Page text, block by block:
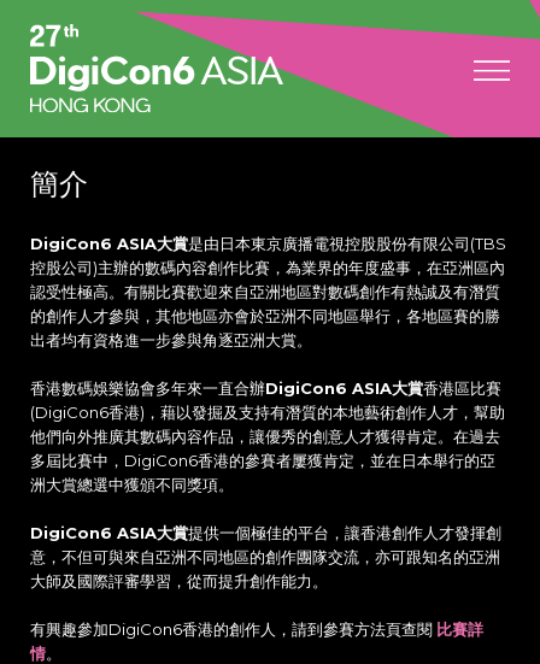
簡介
DigiCon6 ASIA大賞是由日本東京廣播電視控股股份有限公司(TBS
控股公司)主辦的數碼內容創作比賽，為業界的年度盛事，在亞洲區內
認受性極高。有關比賽歡迎來自亞洲地區對數碼創作有熱誠及有潛質
的創作人才參與，其他地區亦會於亞洲不同地區舉行，各地區賽的勝
出者均有資格進一步參與角逐亞洲大賞。
香港數碼娛樂協會多年來一直合辦DigiCon6 ASIA大賞香港區比賽
(DigiCon6香港)，藉以發掘及支持有潛質的本地藝術創作人才，幫助
他們向外推廣其數碼內容作品，讓優秀的創意人才獲得肯定。在過去
多屆比賽中，DigiCon6香港的參賽者屢獲肯定，並在日本舉行的亞
洲大賞總選中獲頒不同獎項。
DigiCon6 ASIA大賞提供一個極佳的平台，讓香港創作人才發揮創
意，不但可與來自亞洲不同地區的創作團隊交流，亦可跟知名的亞洲
大師及國際評審學習，從而提升創作能力。
有興趣參加DigiCon6香港的創作人，請到參賽方法頁查閱 比賽詳
情。